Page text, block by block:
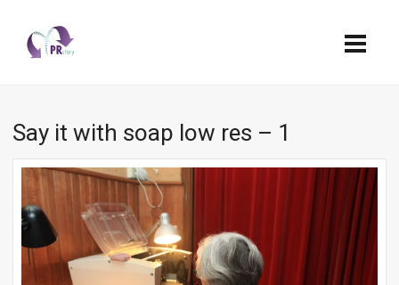
Say it with soap low res – 1